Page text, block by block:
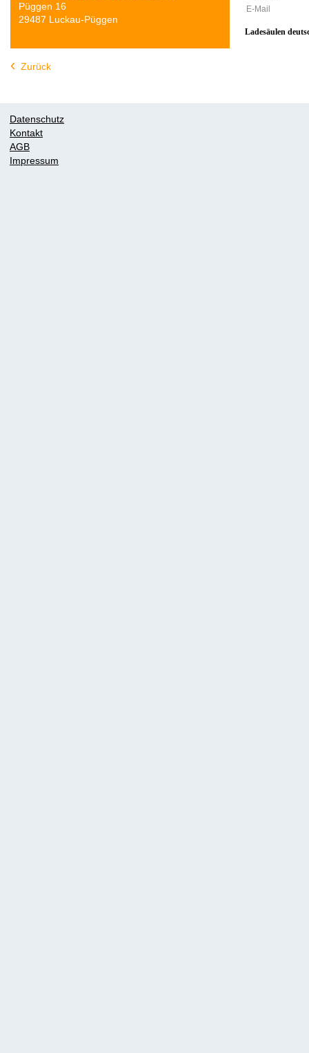
Püggen 16
29487 Luckau-Püggen
E-Mail
Ladesäulen
Zurück
Datenschutz
Kontakt
AGB
Impressum